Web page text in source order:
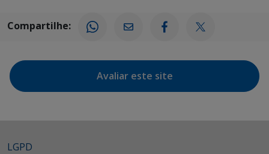
Compartilhe:
Avaliar este site
LGPD